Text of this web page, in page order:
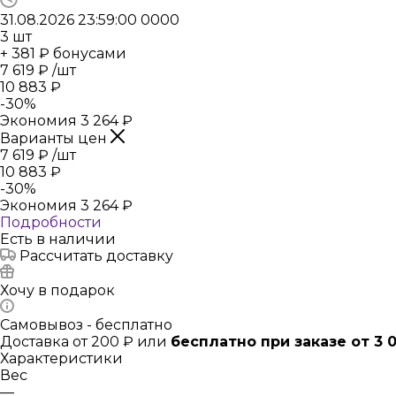
31.08.2026 23:59:00 0000
3 шт
+ 381 ₽ бонусами
7 619 ₽ /шт
10 883 ₽
-30%
Экономия 3 264₽
Варианты цен
7 619 ₽ /шт
10 883 ₽
-30%
Экономия 3 264₽
Подробности
Есть в наличии
Рассчитать доставку
Хочу в подарок
Самовывоз - бесплатно
Доставка от 200 ₽ или бесплатно при заказе от 3
Характеристики
Вес
—